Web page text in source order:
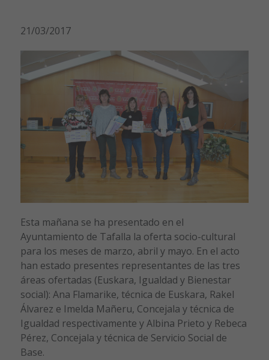
21/03/2017
Esta mañana se ha presentado en el
Ayuntamiento de Tafalla la oferta socio-cultural
para los meses de marzo, abril y mayo. En el acto
han estado presentes representantes de las tres
áreas ofertadas (Euskara, Igualdad y Bienestar
social): Ana Flamarike, técnica de Euskara, Rakel
Álvarez e Imelda Mañeru, Concejala y técnica de
Igualdad respectivamente y Albina Prieto y Rebeca
Pérez, Concejala y técnica de Servicio Social de
Base.